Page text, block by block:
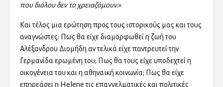
που διόλου δεν το χρειαζόμουν.»
Και τέλος μια ερώτηση προς τους ιστορικούς μας και τους
αναγνώστες: Πως θα είχε διαμορφωθεί η ζωή του
Αλέξανδρου Διομήδη αν τελικά είχε παντρευτεί την
Γερμανίδα ερωμένη του; Πως θα τους είχε υποδεχτεί η
οικογένεια του και η αθηναϊκή κοινωνία; Πως θα είχε
επηρεάσει η Helene τις επαγγελματικές και πολιτικές